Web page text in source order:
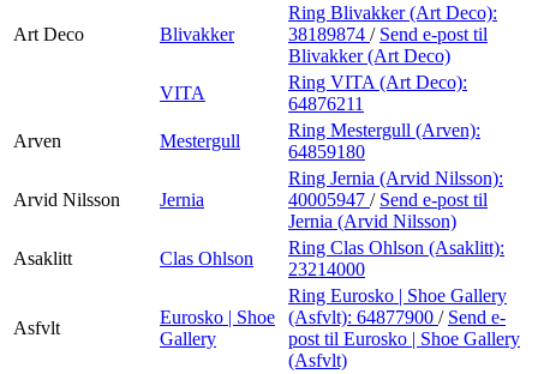
Art Deco Blivakker
Ring Blivakker (Art Deco):
38189874 / Send e-post til
Blivakker (Art Deco)
VITA
Ring VITA (Art Deco):
64876211
Arven
Mestergull
Ring Mestergull (Arven):
64859180
Arvid Nilsson Jernia
Ring Jernia (Arvid Nilsson):
40005947 / Send e-post til
Jernia (Arvid Nilsson)
Asaklitt
Clas Ohlson
Ring Clas Ohlson (Asaklitt):
23214000
Asfvlt
Eurosko | Shoe
Gallery
Ring Eurosko | Shoe Gallery
(Asfvlt): 64877900 / Send e-
post til Eurosko | Shoe Gallery
(Asfvlt)